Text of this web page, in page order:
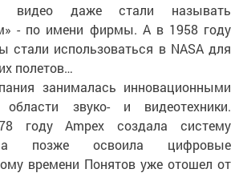
видео даже стали называть
- по имени фирмы. А в 1958 году
стали использоваться в NASA для
полетов…
занималась инновационными
звуко- и видеотехники.
году Ampex создала систему
а позже освоила цифровые
времени Понятов уже отошел от